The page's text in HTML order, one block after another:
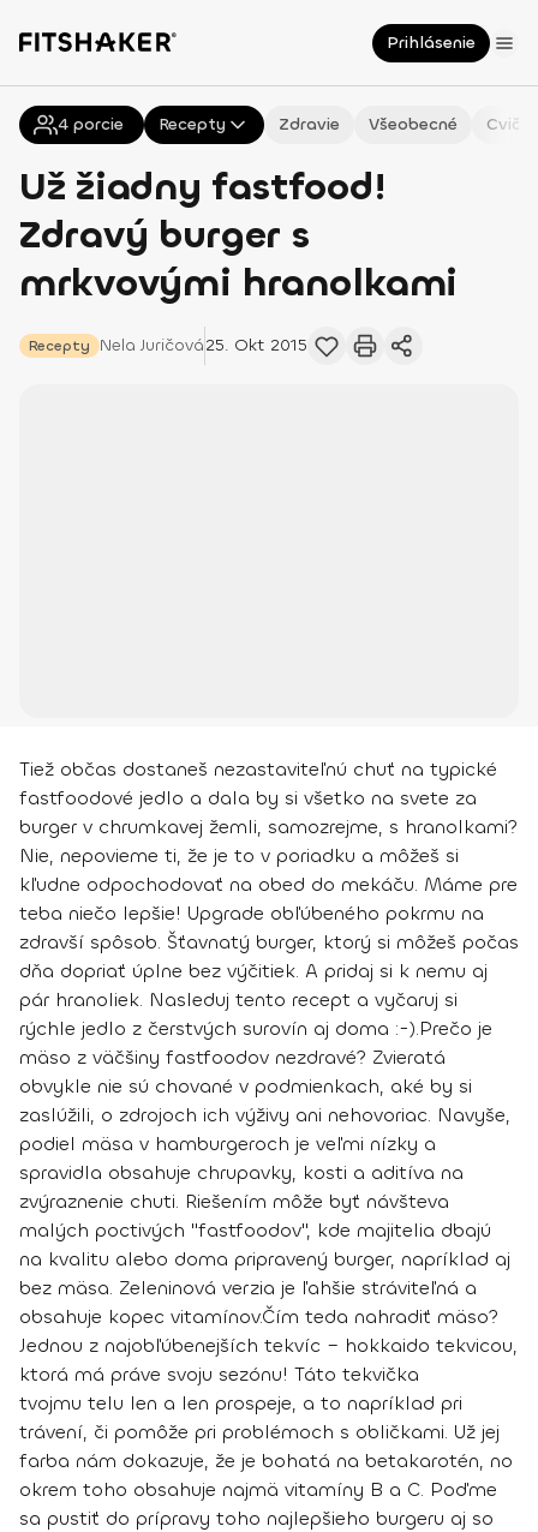
Prihlásenie
Všetky Recepty Zdravie Všeobecné
Už žiadny fastfood!
Zdravý burger s
mrkvovými hranolkami
Recepty Nela Juričová25. Okt 2015
4 porcie
Tiež občas dostaneš nezastaviteľnú chuť na typické
fastfoodové jedlo a dala by si všetko na svete za
burger v chrumkavej žemli, samozrejme, s hranolkami?
Nie, nepovieme ti, že je to v poriadku a môžeš si
kľudne odpochodovať na obed do mekáču. Máme pre
teba niečo lepšie! Upgrade obľúbeného pokrmu na
zdravší spôsob. Šťavnatý burger, ktorý si môžeš počas
dňa dopriať úplne bez výčitiek. A pridaj si k nemu aj
pár hranoliek. Nasleduj tento recept a vyčaruj si
rýchle jedlo z čerstvých surovín aj doma :-).Prečo je
mäso z väčšiny fastfoodov nezdravé? Zvieratá
obvykle nie sú chované v podmienkach, aké by si
zaslúžili, o zdrojoch ich výživy ani nehovoriac. Navyše,
podiel mäsa v hamburgeroch je veľmi nízky a
spravidla obsahuje chrupavky, kosti a aditíva na
zvýraznenie chuti. Riešením môže byť návšteva
malých poctivých "fastfoodov", kde majitelia dbajú
na kvalitu alebo doma pripravený burger, napríklad aj
bez mäsa. Zeleninová verzia je ľahšie stráviteľná a
obsahuje kopec vitamínov.Čím teda nahradiť mäso?
Jednou z najobľúbenejších tekvíc – hokkaido tekvicou,
ktorá má práve svoju sezónu! Táto tekvička
tvojmu telu len a len prospeje, a to napríklad pri
trávení, či pomôže pri problémoch s obličkami. Už jej
farba nám dokazuje, že je bohatá na betakarotén, no
okrem toho obsahuje najmä vitamíny B a C. Poďme
sa pustiť do prípravy toho najlepšieho burgeru aj so